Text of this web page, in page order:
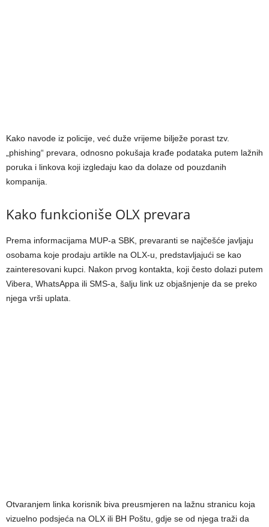
Kako navode iz policije, već duže vrijeme bilježe porast tzv.
„phishing“ prevara, odnosno pokušaja krađe podataka putem lažnih
poruka i linkova koji izgledaju kao da dolaze od pouzdanih
kompanija.
Kako funkcioniše OLX prevara
Prema informacijama MUP-a SBK, prevaranti se najčešće javljaju
osobama koje prodaju artikle na OLX-u, predstavljajući se kao
zainteresovani kupci. Nakon prvog kontakta, koji često dolazi putem
Vibera, WhatsAppa ili SMS-a, šalju link uz objašnjenje da se preko
njega vrši uplata.
Otvaranjem linka korisnik biva preusmjeren na lažnu stranicu koja
vizuelno podsjeća na OLX ili BH Poštu, gdje se od njega traži da